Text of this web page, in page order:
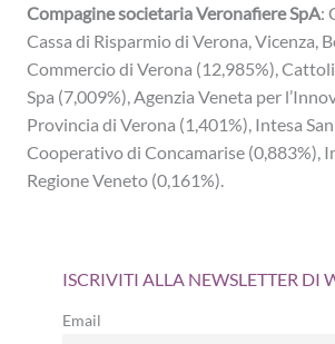
Compagine societaria Veronafiere SpA:
Cassa di Risparmio di Verona, Vicenza,
Commercio di Verona (12,985%),
Spa (7,009%), Agenzia Veneta per
Provincia di Verona (1,401%), Intesa
Cooperativo di Concamarise (0,883%),
Regione Veneto (0,161%).
ISCRIVITI ALLA NEWSLETTER DI
Email